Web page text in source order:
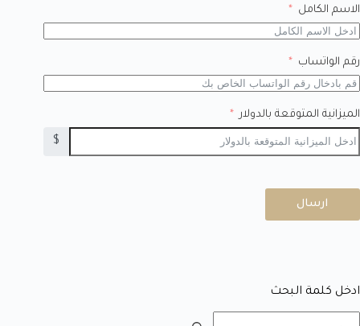
الاسم الكامل
رقم الواتساب
الميزانية المتوقعة بالدولار
$
ارسال
ادخل كلمة البحث